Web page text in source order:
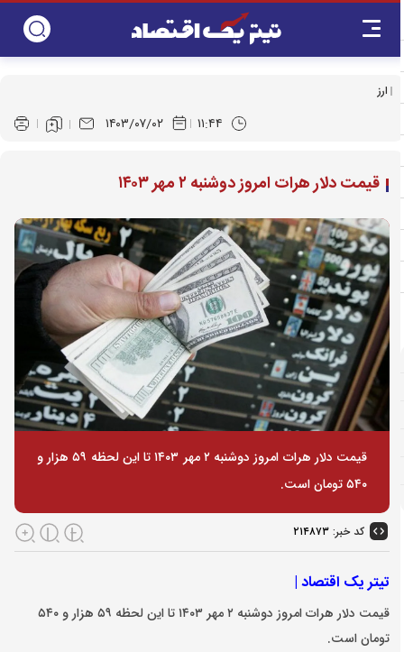
ارز
۱۴۰۳/۰۷/۰۲ ۱۱:۴۴
قیمت دلار هرات امروز دوشنبه ۲ مهر ۱۴۰۳
قیمت دلار هرات امروز دوشنبه ۲ مهر ۱۴۰۳ تا این لحظه ۵۹ هزار و
۵۴۰ تومان است.
کد خبر: ۲۱۴۸۷۳
تیتر یک اقتصاد |
قیمت دلار هرات امروز دوشنبه ۲ مهر ۱۴۰۳ تا این لحظه ۵۹ هزار و ۵۴۰
تومان است.